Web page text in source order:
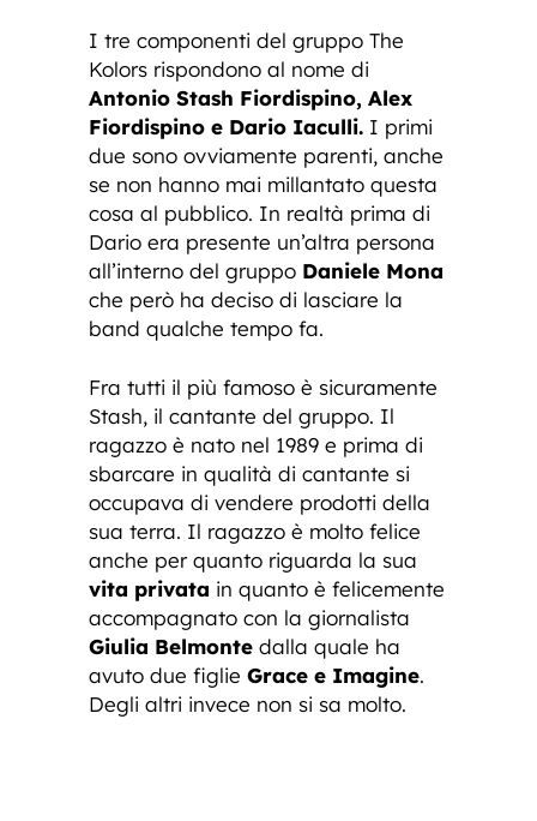
I tre componenti del gruppo The
Kolors rispondono al nome di
Antonio Stash Fiordispino, Alex
Fiordispino e Dario Iaculli. I primi
due sono ovviamente parenti, anche
se non hanno mai millantato questa
cosa al pubblico. In realtà prima di
Dario era presente un’altra persona
all’interno del gruppo Daniele Mona
che però ha deciso di lasciare la
band qualche tempo fa.
Fra tutti il più famoso è sicuramente
Stash, il cantante del gruppo. Il
ragazzo è nato nel 1989 e prima di
sbarcare in qualità di cantante si
occupava di vendere prodotti della
sua terra. Il ragazzo è molto felice
anche per quanto riguarda la sua
vita privata in quanto è felicemente
accompagnato con la giornalista
Giulia Belmonte dalla quale ha
avuto due figlie Grace e Imagine.
Degli altri invece non si sa molto.